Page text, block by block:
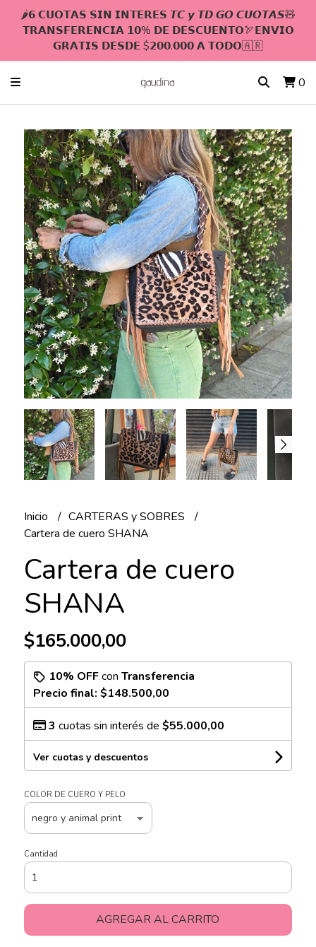
🌶𝟲 𝗖𝗨𝗢𝗧𝗔𝗦 𝗦𝗜𝗡 𝗜𝗡𝗧𝗘𝗥𝗘𝗦 𝙏𝘾 𝙮 𝙏𝘿 𝙂𝙊 𝘾𝙐𝙊𝙏𝘼𝙎🧸
𝗧𝗥𝗔𝗡𝗦𝗙𝗘𝗥𝗘𝗡𝗖𝗜𝗔 𝟭𝟬% 𝗗𝗘 𝗗𝗘𝗦𝗖𝗨𝗘𝗡𝗧𝗢🏹𝗘𝗡𝗩𝗜𝗢
𝗚𝗥𝗔𝗧𝗜𝗦 𝗗𝗘𝗦𝗗𝗘 $𝟮𝟬𝟬.𝟬𝟬𝟬 𝗔 𝗧𝗢𝗗𝗢🇦🇷
0
Inicio
CARTERAS y SOBRES
Cartera de cuero SHANA
Cartera de cuero
SHANA
$165.000,00
10% OFFcon Transferencia
Precio final: $148.500,00
3 cuotas sin interés de $55.000,00
Ver cuotas y descuentos
COLOR DE CUERO Y PELO
Cantidad
AGREGAR AL CARRITO